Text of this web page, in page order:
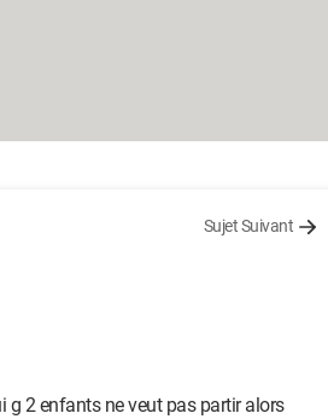
Sujet Suivant
g 2 enfants ne veut pas partir alors